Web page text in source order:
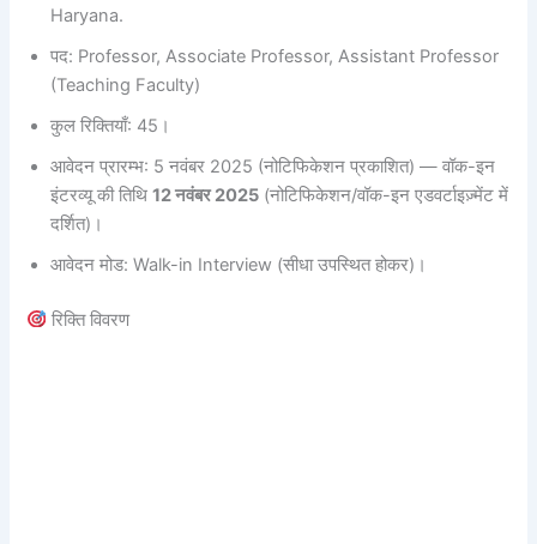
Haryana.
पद: Professor, Associate Professor, Assistant Professor
(Teaching Faculty)
कुल रिक्तियाँ: 45।
आवेदन प्रारम्भ: 5 नवंबर 2025 (नोटिफिकेशन प्रकाशित) — वॉक-इन
इंटरव्यू की तिथि12 नवंबर 2025 (नोटिफिकेशन/वॉक-इन एडवर्टाइज़्मेंट में
दर्शित)।
आवेदन मोड: Walk-in Interview (सीधा उपस्थित होकर)।
रिक्ति विवरण